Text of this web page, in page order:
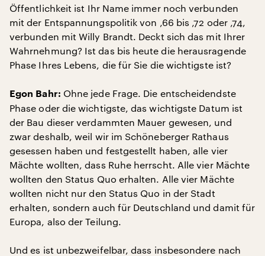
Öffentlichkeit ist Ihr Name immer noch verbunden
mit der Entspannungspolitik von ‚66 bis ‚72 oder ‚74,
verbunden mit Willy Brandt. Deckt sich das mit Ihrer
Wahrnehmung? Ist das bis heute die herausragende
Phase Ihres Lebens, die für Sie die wichtigste ist?
Egon Bahr: Ohne jede Frage. Die entscheidendste
Phase oder die wichtigste, das wichtigste Datum ist
der Bau dieser verdammten Mauer gewesen, und
zwar deshalb, weil wir im Schöneberger Rathaus
gesessen haben und festgestellt haben, alle vier
Mächte wollten, dass Ruhe herrscht. Alle vier Mächte
wollten den Status Quo erhalten. Alle vier Mächte
wollten nicht nur den Status Quo in der Stadt
erhalten, sondern auch für Deutschland und damit für
Europa, also der Teilung.
Und es ist unbezweifelbar, dass insbesondere nach